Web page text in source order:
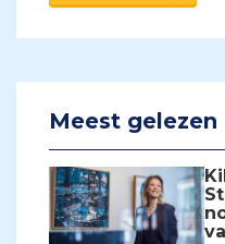
Meest gelezen